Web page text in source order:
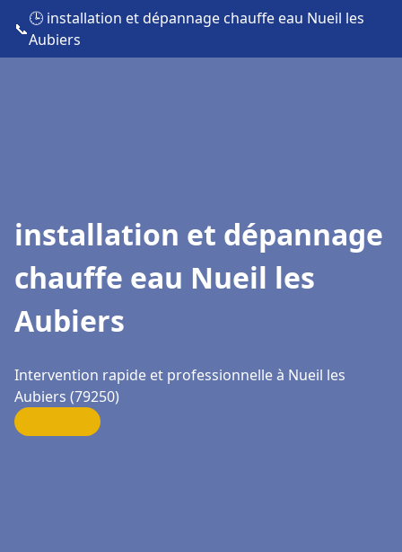
📞
🕒 installation et dépannage chauffe eau Nueil les
Aubiers
installation et dépannage
chauffe eau Nueil les
Aubiers
Intervention rapide et professionnelle à Nueil les
Aubiers (79250)